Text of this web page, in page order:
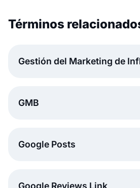
Términos
Gestión del Marketing de
GMB
Google Posts
Google Reviews Link